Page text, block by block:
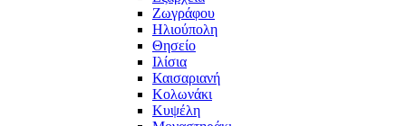
Ζωγράφου
Ηλιούπολη
Θησείο
Ιλίσια
Καισαριανή
Κολωνάκι
Κυψέλη